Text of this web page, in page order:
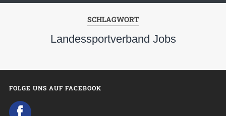
SCHLAGWORT
Landessportverband Jobs
FOLGE UNS AUF FACEBOOK